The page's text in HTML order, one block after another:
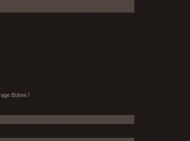
Bühne !